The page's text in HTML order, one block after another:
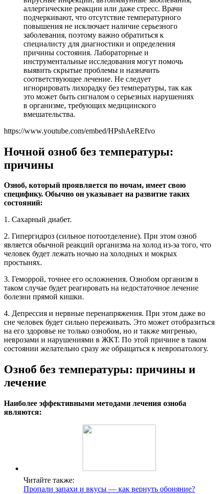
аллергические реакции или даже стресс. Врачи
подчеркивают, что отсутствие температурного
повышения не исключает наличие серьезного
заболевания, поэтому важно обратиться к
специалисту для диагностики и определения
причины состояния. Лабораторные и
инструментальные исследования могут помочь
выявить скрытые проблемы и назначить
соответствующее лечение. Не следует
игнорировать лихорадку без температуры, так как
это может быть сигналом о серьезных нарушениях
в организме, требующих медицинского
вмешательства.
https://www.youtube.com/embed/HPshAeREfvo
Ночной озноб без температуры:
причины
Озноб, который проявляется по ночам, имеет свою
специфику. Обычно он указывает на развитие таких
состояний:
1. Сахарный диабет.
2. Гипергидроз (сильное потоотделение). При этом озноб
является обычной реакций организма на холод из-за того, что
человек будет лежать ночью на холодных и мокрых
простынях.
3. Геморрой, точнее его осложнения. Ознобом организм в
таком случае будет реагировать на недостаточное лечение
болезни прямой кишки.
4. Депрессия и нервные перенапряжения. При этом даже во
сне человек будет сильно переживать. Это может отобразиться
на его здоровье не только ознобом, но и также мигренью,
неврозами и нарушениями в ЖКТ. По этой причине в таком
состоянии желательно сразу же обращаться к невропатологу.
Озноб без температуры: причины и
лечение
Наиболее эффективными методами лечения озноба
являются:
Читайте также:
Пропали запахи и вкусы — как вернуть обоняние?